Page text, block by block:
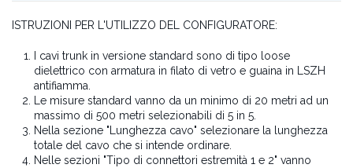
ISTRUZIONI PER L'UTILIZZO DEL CONFIGURATORE:
I cavi trunk in versione standard sono di tipo loose
dielettrico con armatura in filato di vetro e guaina in LSZH
antifiamma.
Le misure standard vanno da un minimo di 20 metri ad un
massimo di 500 metri selezionabili di 5 in 5.
Nella sezione "Lunghezza cavo" selezionare la lunghezza
totale del cavo che si intende ordinare.
Nelle sezioni "Tipo di connettori estremità 1 e 2" vanno